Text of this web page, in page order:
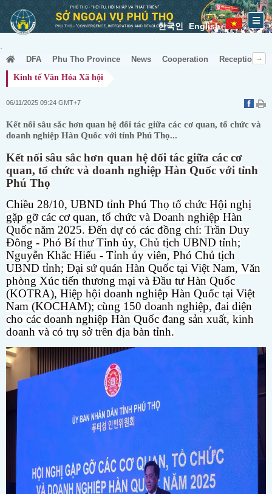
한국인 English
DFA Phu Tho Province News Cooperation
Receptionist
Kinh tế Văn Hóa Xã hội
06/11/2025 09:24 GMT+7
Kết nối sâu sắc hơn quan hệ đối tác giữa các cơ quan, tổ chức và
doanh nghiệp Hàn Quốc với tỉnh Phú Thọ...
Kết nối sâu sắc hơn quan hệ đối tác giữa các cơ
quan, tổ chức và doanh nghiệp Hàn Quốc với tỉnh
Phú Thọ
Chiều 28/10, UBND tỉnh Phú Thọ tổ chức Hội nghị
gặp gỡ các cơ quan, tổ chức và Doanh nghiệp Hàn
Quốc năm 2025. Đến dự có các đồng chí: Trần Duy
Đông - Phó Bí thư Tỉnh ủy, Chủ tịch UBND tỉnh;
Nguyễn Khắc Hiếu - Tỉnh ủy viên, Phó Chủ tịch
UBND tỉnh; Đại sứ quán Hàn Quốc tại Việt Nam, Văn
phòng Xúc tiến thương mại và Đầu tư Hàn Quốc
(KOTRA), Hiệp hội doanh nghiệp Hàn Quốc tại Việt
Nam (KOCHAM); cùng 150 doanh nghiệp, đai diện
cho các doanh nghiệp Hàn Quốc đang sản xuất, kinh
doanh và có trụ sở trên địa bàn tỉnh.